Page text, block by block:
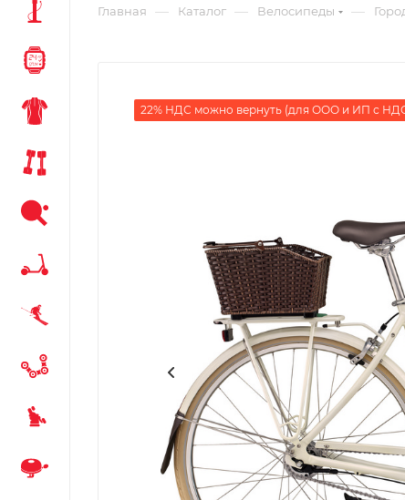
Главная — Каталог — Велосипеды —
22% НДС можно вернуть (для ООО и ИП с